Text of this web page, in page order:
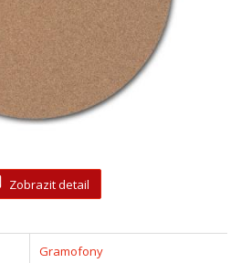
Zobrazit detail
Gramofony